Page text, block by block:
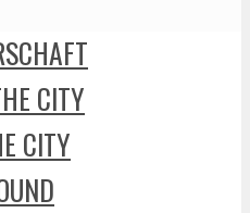
CITY
CITY